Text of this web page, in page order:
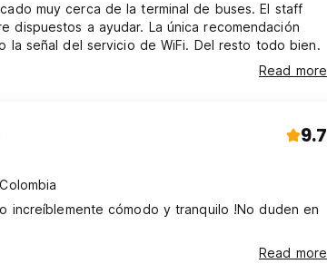
muy cerca de la terminal de buses. El staff
dispuestos a ayudar. La única recomendación
la señal del servicio de WiFi. Del resto todo bien.
Read more
9.7
increíblemente cómodo y tranquilo !No duden en
Read more